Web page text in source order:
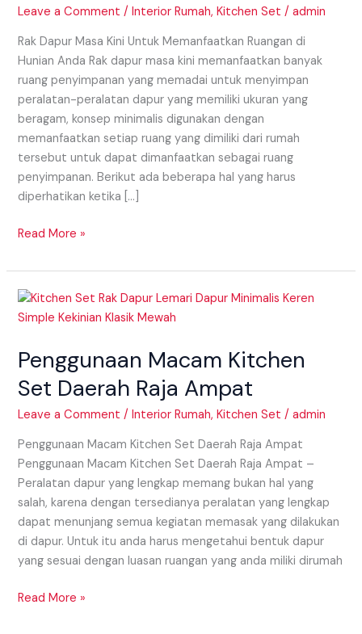
Leave a Comment /Interior Rumah,Kitchen Set /admin
Rak Dapur Masa Kini Untuk Memanfaatkan Ruangan di
Hunian Anda Rak dapur masa kini memanfaatkan banyak
ruang penyimpanan yang memadai untuk menyimpan
peralatan-peralatan dapur yang memiliki ukuran yang
beragam, konsep minimalis digunakan dengan
memanfaatkan setiap ruang yang dimiliki dari rumah
tersebut untuk dapat dimanfaatkan sebagai ruang
penyimpanan. Berikut ada beberapa hal yang harus
diperhatikan ketika […]
Anda
Read More »
Penggunaan Macam Kitchen
Set Daerah Raja Ampat
Leave a Comment /Interior Rumah,Kitchen Set /admin
Penggunaan Macam Kitchen Set Daerah Raja Ampat
Penggunaan Macam Kitchen Set Daerah Raja Ampat –
Peralatan dapur yang lengkap memang bukan hal yang
salah, karena dengan tersedianya peralatan yang lengkap
dapat menunjang semua kegiatan memasak yang dilakukan
di dapur. Untuk itu anda harus mengetahui bentuk dapur
yang sesuai dengan luasan ruangan yang anda miliki dirumah
Penggunaan
Macam
Set
Daerah
Raja
Ampat
Read More »